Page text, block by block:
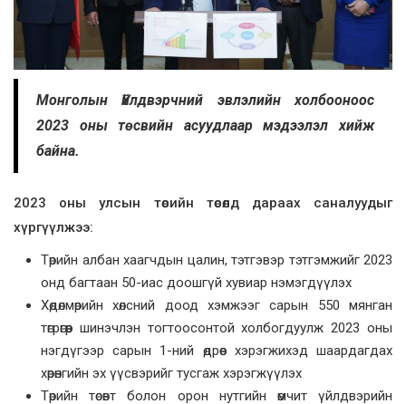
Монголын Үйлдвэрчний эвлэлийн холбооноос
2023 оны төсвийн асуудлаар мэдээлэл хийж
байна.
2023 оны улсын төсийн төсөлд дараах саналуудыг
хүргүүлжээ:
Төрийн албан хаагчдын цалин, тэтгэвэр тэтгэмжийг 2023
онд багтаан 50-иас доошгүй хувиар нэмэгдүүлэх
Хөдөлмөрийн хөлсний доод хэмжээг сарын 550 мянган
төгрөгөөр шинэчлэн тогтоосонтой холбогдуулж 2023 оны
нэгдүгээр сарын 1-ний өдрөөс хэрэгжихэд шаардагдах
хөрөнгийн эх үүсвэрийг тусгаж хэрэгжүүлэх
Төрийн төсөвт болон орон нутгийн өмчит үйлдвэрийн